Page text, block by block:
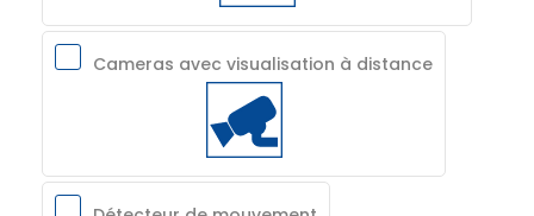
Cameras avec visualisation à distance